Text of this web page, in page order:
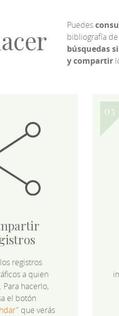
Puedes
bibliografía
búsquedas
y compartir
registros
a quien
Para hacerlo,
el botón
que verás